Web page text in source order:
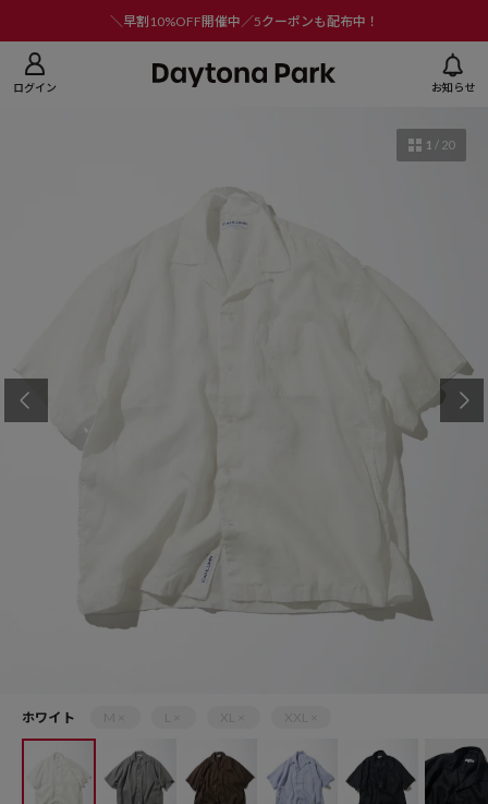
＼早割10%OFF開催中／5クーポンも配布中！
ログイン お知らせ
1 / 20
ホワイト